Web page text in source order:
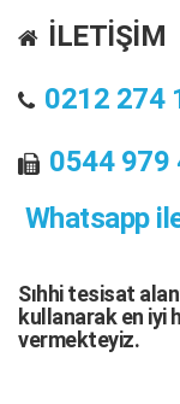
İLETİŞİM
0212 274
0544 979
Whatsapp
Sıhhi tesisat
kullanarak en iyi
vermekteyiz.